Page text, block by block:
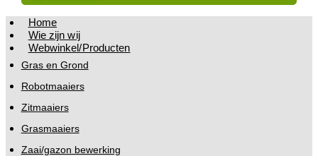
Home
Wie zijn wij
Webwinkel/Producten
Gras en Grond
Robotmaaiers
Zitmaaiers
Grasmaaiers
Zaai/gazon bewerking